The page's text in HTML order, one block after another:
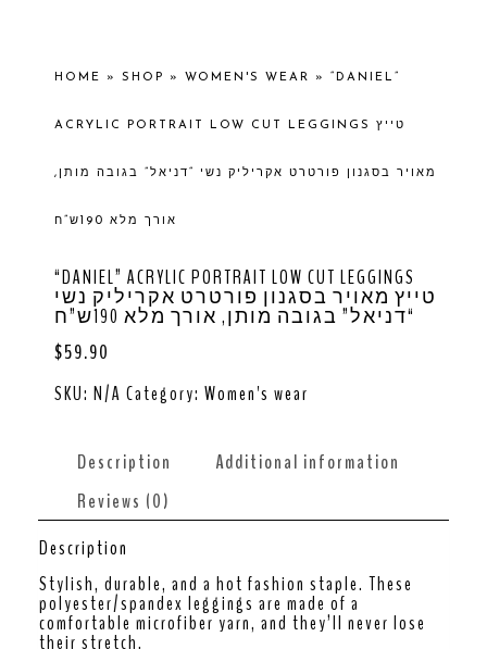
HOME » SHOP » WOMEN'S WEAR » “DANIEL”
ACRYLIC PORTRAIT LOW CUT LEGGINGS טייץ
מאויר בסגנון פורטרט אקריליק נשי “דניאל” בגובה מותן,
אורך מלא 190ש”ח
“DANIEL” ACRYLIC PORTRAIT LOW CUT LEGGINGS
טייץ מאויר בסגנון פורטרט אקריליק נשי
“דניאל” בגובה מותן, אורך מלא 190ש”ח
$59.90
SKU: N/A Category: Women's wear
Description
Additional information
Reviews (0)
Description
Stylish, durable, and a hot fashion staple. These
polyester/spandex leggings are made of a
comfortable microfiber yarn, and they’ll never lose
their stretch.